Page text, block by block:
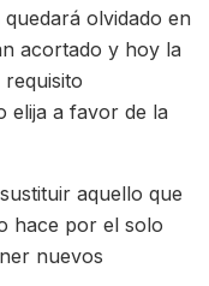
olvidado en
acortado y hoy la
elija a favor de la
aquello que
hace por el solo
nuevos